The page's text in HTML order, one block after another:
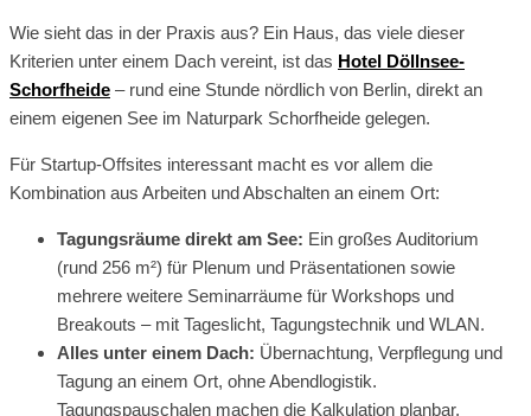
Wie sieht das in der Praxis aus? Ein Haus, das viele dieser
Kriterien unter einem Dach vereint, ist das Hotel Döllnsee-
Schorfheide – rund eine Stunde nördlich von Berlin, direkt an
einem eigenen See im Naturpark Schorfheide gelegen.
Für Startup-Offsites interessant macht es vor allem die
Kombination aus Arbeiten und Abschalten an einem Ort:
Tagungsräume direkt am See: Ein großes Auditorium
(rund 256 m²) für Plenum und Präsentationen sowie
mehrere weitere Seminarräume für Workshops und
Breakouts – mit Tageslicht, Tagungstechnik und WLAN.
Alles unter einem Dach: Übernachtung, Verpflegung und
Tagung an einem Ort, ohne Abendlogistik.
Tagungspauschalen machen die Kalkulation planbar.